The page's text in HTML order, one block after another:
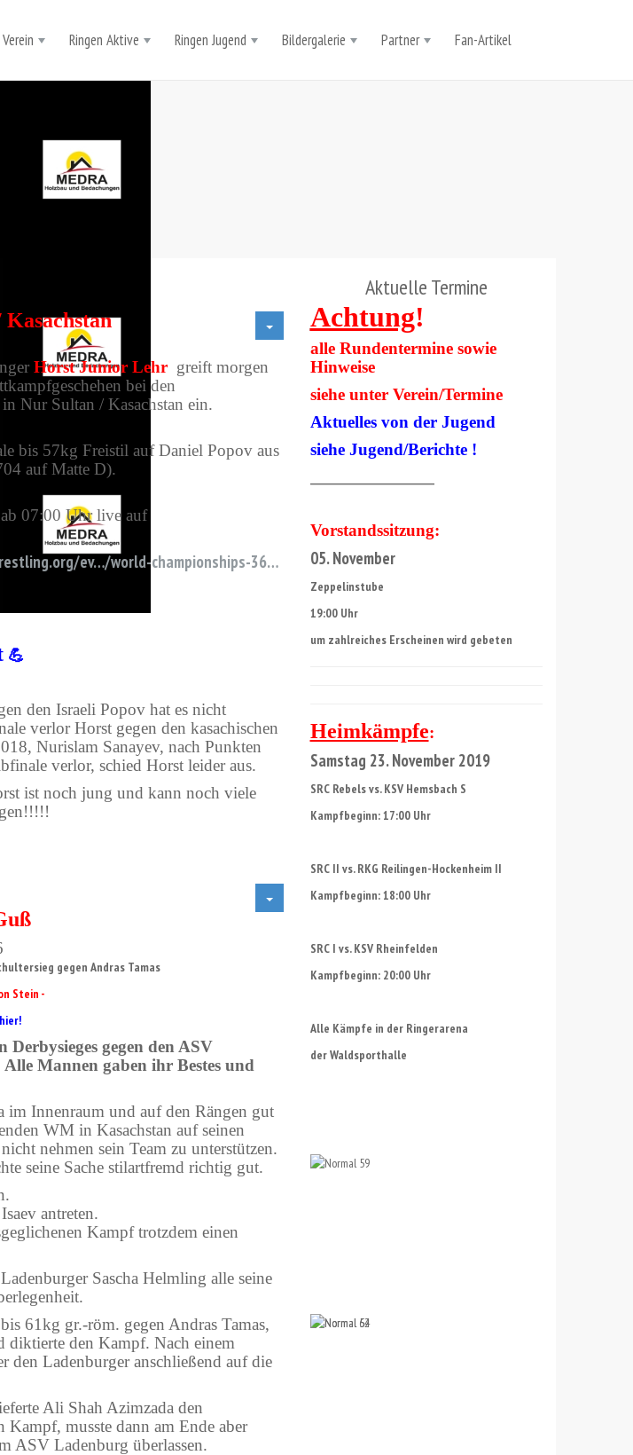
Verein Ringen Aktive Ringen Jugend Bildergalerie Partner Fan-Artikel
Horst Junior Lehr greift morgen
bei den
Nur Sultan / Kasachstan ein.
bis 57kg Freistil auf Daniel Popov aus
auf Matte D).
07:00 Uhr live auf
ev…/world-championships-36…
💪
den Israeli Popov hat es nicht
verlor Horst gegen den kasachischen
Nurislam Sanayev, nach Punkten
verlor, schied Horst leider aus.
ist noch jung und kann noch viele
gegen Andras Tamas
Stein -
hier!
Derbysieges gegen den ASV
Mannen gaben ihr Bestes und
im Innenraum und auf den Rängen gut
WM in Kasachstan auf seinen
nehmen sein Team zu unterstützen.
seine Sache stilartfremd richtig gut.
antreten.
Kampf trotzdem einen
Sascha Helmling alle seine
61kg gr.-röm. gegen Andras Tamas,
diktierte den Kampf. Nach einem
den Ladenburger anschließend auf die
Ali Shah Azimzada den
Kampf, musste dann am Ende aber
ASV Ladenburg überlassen.
Aktuelle Termine
Achtung!
alle Rundentermine sowie
Hinweise
siehe unter Verein/Termine
Aktuelles von der Jugend
siehe Jugend/Berichte !
Vorstandssitzung:
05. November
Zeppelinstube
19:00 Uhr
um zahlreiches Erscheinen wird gebeten
Heimkämpfe:
Samstag 23. November 2019
SRC Rebels vs. KSV Hemsbach S
Kampfbeginn: 17:00 Uhr
SRC II vs. RKG Reilingen-Hockenheim II
Kampfbeginn: 18:00 Uhr
SRC I vs. KSV Rheinfelden
Kampfbeginn: 20:00 Uhr
Alle Kämpfe in der Ringerarena
der Waldsporthalle